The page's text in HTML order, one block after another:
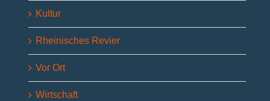
Kultur
Rheinisches Revier
Vor Ort
Wirtschaft